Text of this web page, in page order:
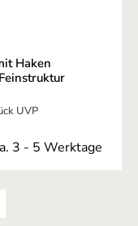
Haken
UVP
3 - 5 Werktage